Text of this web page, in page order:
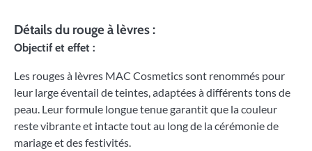
Détails du rouge à lèvres :
Objectif et effet :
Les rouges à lèvres MAC Cosmetics sont renommés pour
leur large éventail de teintes, adaptées à différents tons de
peau. Leur formule longue tenue garantit que la couleur
reste vibrante et intacte tout au long de la cérémonie de
mariage et des festivités.